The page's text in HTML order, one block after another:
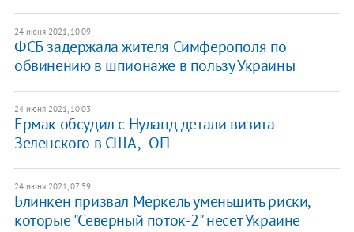
24 июня 2021, 10:09
​ФСБ задержала жителя Симферополя по
обвинению в шпионаже в пользу Украины
24 июня 2021, 10:03
Ермак обсудил с Нуланд детали визита
Зеленского в США, - ОП
24 июня 2021, 07:59
Блинкен призвал Меркель уменьшить риски,
которые "Северный поток-2" несет Украине